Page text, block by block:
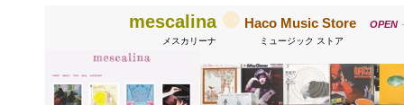
mescalina ⚈ Haco MusicStore OPEN
メスカリーナ ミュージック ストア